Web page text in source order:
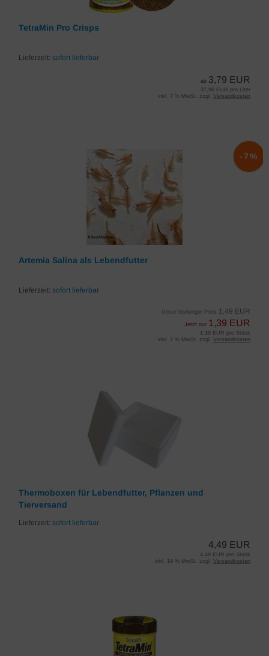
TetraMin Pro Crisps
Lieferzeit: sofort lieferbar
ab 3,79 EUR
37,90 EUR pro Liter
inkl. 7 % MwSt. zzgl. Versandkosten
Artemia Salina als Lebendfutter
Lieferzeit: sofort lieferbar
Unser bisheriger Preis 1,49 EUR
Jetzt nur 1,39 EUR
-7%
1,39 EUR pro Stück
inkl. 7 % MwSt. zzgl. Versandkosten
Thermoboxen für Lebendfutter, Pflanzen und
Tierversand
Lieferzeit: sofort lieferbar
4,49 EUR
4,49 EUR pro Stück
inkl. 19 % MwSt. zzgl. Versandkosten